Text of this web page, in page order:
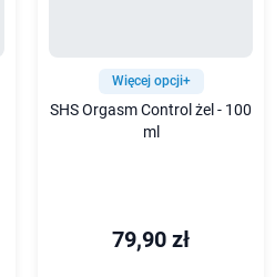
Więcej opcji+
SHS Orgasm Control żel - 100
ml
79,90 zł